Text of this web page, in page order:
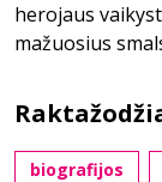
herojaus
mažuosius
biografijos